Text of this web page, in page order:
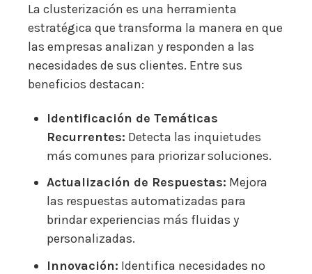
La clusterización es una herramienta
estratégica que transforma la manera en que
las empresas analizan y responden a las
necesidades de sus clientes. Entre sus
beneficios destacan:
Identificación de Temáticas
Recurrentes: Detecta las inquietudes
más comunes para priorizar soluciones.
Actualización de Respuestas: Mejora
las respuestas automatizadas para
brindar experiencias más fluidas y
personalizadas.
Innovación: Identifica necesidades no